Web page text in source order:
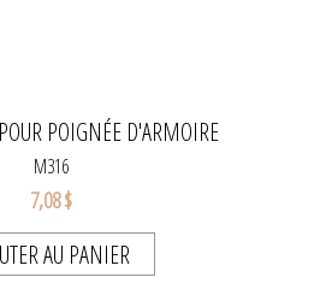
POIGNÉE D'ARMOIRE
M316
7,08 $
AU PANIER